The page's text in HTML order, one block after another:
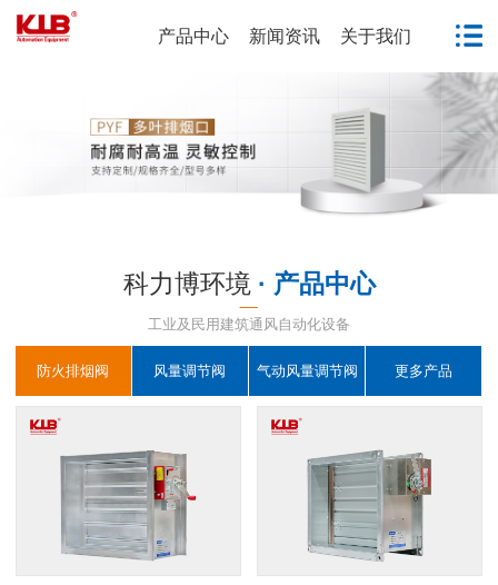
产品中心 新闻资讯 关于我们
科力博环境 · 产品中心
工业及民用建筑通风自动化设备
防火排烟阀 风量调节阀 气动风量调节阀 更多产品